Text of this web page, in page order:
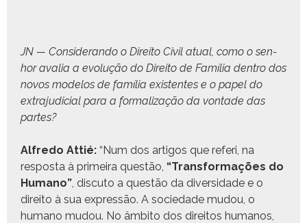
JN — Con­sideran­do o Dire­ito Civ­il atu­al, como o sen­
hor avalia a evolução do Dire­ito de Família den­tro dos
novos mod­e­los de família exis­tentes e o papel do
extra­ju­di­cial para a for­mal­iza­ção da von­tade das
partes?
Alfre­do Attié: “Num dos arti­gos que referi, na
respos­ta à primeira questão, “Trans­for­mações do
Humano”, dis­cu­to a questão da diver­si­dade e o
dire­ito à sua expressão. A sociedade mudou, o
humano mudou. No âmbito dos dire­itos humanos,